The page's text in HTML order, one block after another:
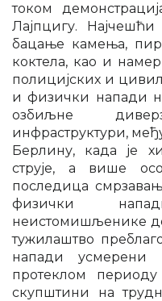
током
Лајпцигу.
бацање камења,
коктела, као и
полицијских и
и физички напади
озбиљне
инфраструктури,
Берлину, када је
струје, а више
последица
физички
неистомишљенике
тужилаштво
напади усмерени
протеклом
скупштини на